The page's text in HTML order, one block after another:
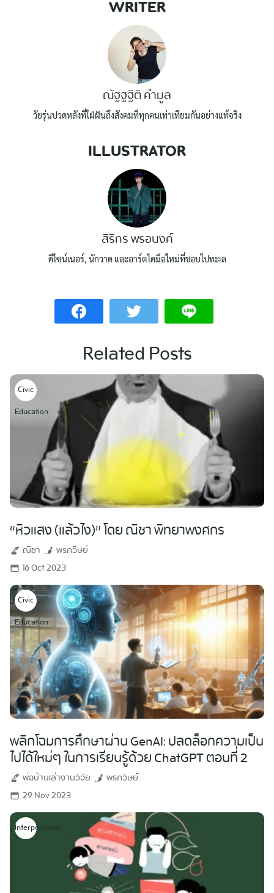
WRITER
ณัฐฐฐิติ คำมูล
วัยรุ่นปวดหลังที่ใฝ่ฝันถึงสังคมที่ทุกคนเท่าเทียมกันอย่างแท้จริง
ILLUSTRATOR
สิริกร พรอนงค์
ดีไซน์เนอร์, นักวาด และอาร์ตไดมือใหม่ที่ชอบไปทะเล
Related Posts
Civic
Education
“หิวแสง (แล้วไง)” โดย ณิชา พิทยาพงศกร
ณิชา
พรภวิษย์
16 Oct 2023
Civic
Education
พลิกโฉมการศึกษาผ่าน GenAI: ปลดล็อกความเป็น
ไปได้ใหม่ๆ ในการเรียนรู้ด้วย ChatGPT ตอนที่ 2
พ่อบ้านเล่างานวิจัย
พรภวิษย์
29 Nov 2023
Interpersonal